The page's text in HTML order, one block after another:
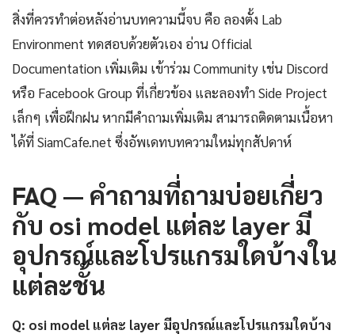
สิ่งที่ควรทำต่อหลังอ่านบทความนี้จบ คือ ลองตั้ง Lab
Environment ทดสอบด้วยตัวเอง อ่าน Official
Documentation เพิ่มเติม เข้าร่วม Community เช่น Discord
หรือ Facebook Group ที่เกี่ยวข้อง และลองทำ Side Project
เล็กๆ เพื่อฝึกฝน หากมีคำถามเพิ่มเติม สามารถติดตามเนื้อหา
ได้ที่ SiamCafe.net ซึ่งอัพเดทบทความใหม่ทุกสัปดาห์
FAQ — คำถามที่ถามบ่อยเกี่ยว
กับ osi model แต่ละ layer มี
อุปกรณ์และโปรแกรมใดบ้างใน
แต่ละชั้น
Q: osi model แต่ละ layer มีอุปกรณ์และโปรแกรมใดบ้าง